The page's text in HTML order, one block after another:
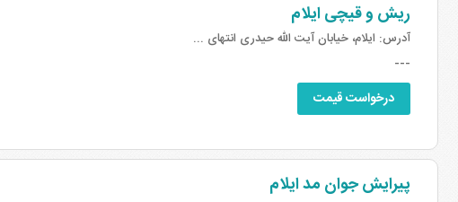
ریش و قیچی ایلام
آدرس: ایلام، خیابان آیت الله حیدری انتهای ...
---
درخواست قیمت
پیرایش جوان مد ایلام